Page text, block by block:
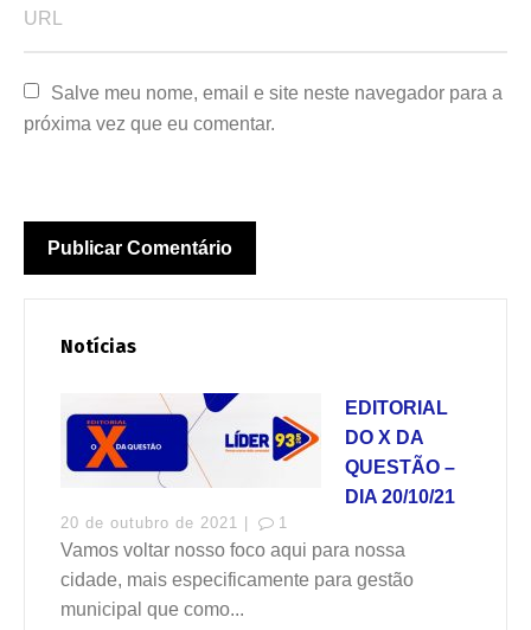
Salve meu nome, email e site neste navegador para a
próxima vez que eu comentar.
Notícias
EDITORIAL
DO X DA
QUESTÃO –
DIA 20/10/21
20 de outubro de 2021 | 1
Vamos voltar nosso foco aqui para nossa
cidade, mais especificamente para gestão
municipal que como...